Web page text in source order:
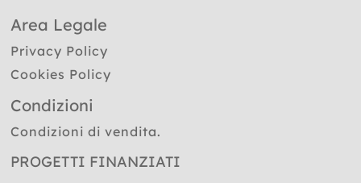
Area Legale
Privacy Policy
Cookies Policy
Condizioni
Condizioni di vendita.
PROGETTI FINANZIATI